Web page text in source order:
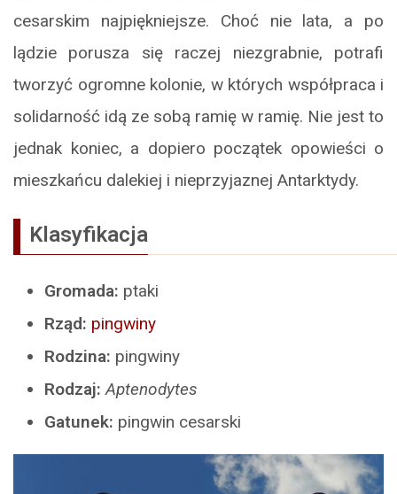
cesarskim najpiękniejsze. Choć nie lata, a po
lądzie porusza się raczej niezgrabnie, potrafi
tworzyć ogromne kolonie, w których współpraca i
solidarność idą ze sobą ramię w ramię. Nie jest to
jednak koniec, a dopiero początek opowieści o
mieszkańcu dalekiej i nieprzyjaznej Antarktydy.
Klasyfikacja
Gromada: ptaki
Rząd: pingwiny
Rodzina: pingwiny
Rodzaj:Aptenodytes
Gatunek: pingwin cesarski